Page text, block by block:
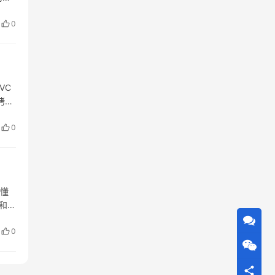
0
漆
0
油
0